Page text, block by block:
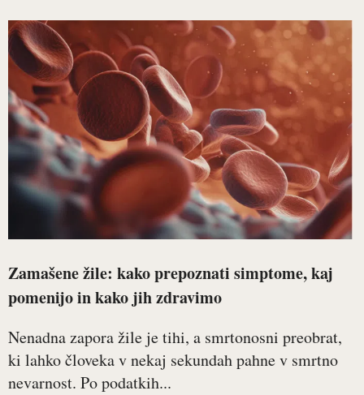
Zamašene žile: kako prepoznati simptome, kaj
pomenijo in kako jih zdravimo
Nenadna zapora žile je tihi, a smrtonosni preobrat,
ki lahko človeka v nekaj sekundah pahne v smrtno
nevarnost. Po podatkih...